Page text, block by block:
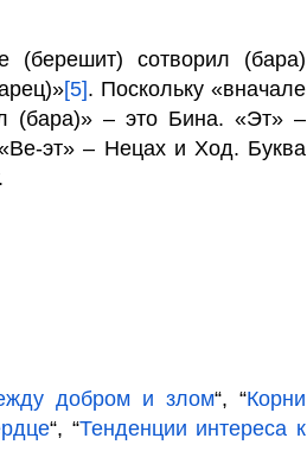
сотворил (бара)
[5]. Поскольку «вначале
(бара)» – этоБина. «Эт» –
эт» – Нецах и Ход. Буква
добром и злом“, “Корни
“, “Тенденции интереса к